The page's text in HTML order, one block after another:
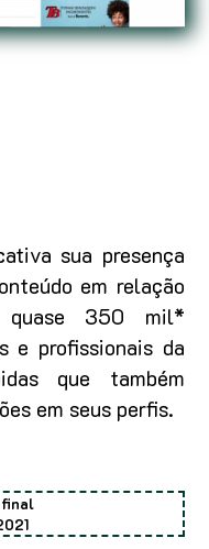
sua presença
em relação
quase 350 mil*
e profissionais da
que também
em seus perfis.
final